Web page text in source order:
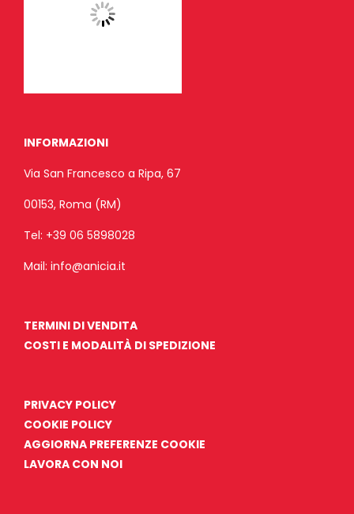
INFORMAZIONI
Via San Francesco a Ripa, 67
00153, Roma (RM)
Tel: +39 06 5898028
Mail: info@anicia.it
TERMINI DI VENDITA
COSTI E MODALITÀ DI SPEDIZIONE
PRIVACY POLICY
COOKIE POLICY
AGGIORNA PREFERENZE COOKIE
LAVORA CON NOI